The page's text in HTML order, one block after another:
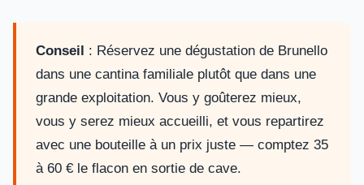
Conseil : Réservez une dégustation de Brunello
dans une cantina familiale plutôt que dans une
grande exploitation. Vous y goûterez mieux,
vous y serez mieux accueilli, et vous repartirez
avec une bouteille à un prix juste — comptez 35
à 60 € le flacon en sortie de cave.